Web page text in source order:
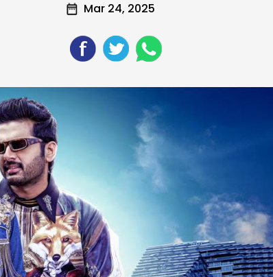
Mar 24, 2025